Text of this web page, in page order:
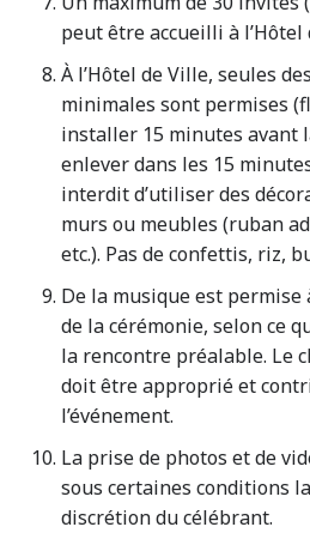
peut être accueilli à l’Hôtel
À l’Hôtel de Ville, seules
minimales sont permises
installer 15 minutes avant
enlever dans les 15
interdit d’utiliser des
murs ou meubles (ruban
etc.). Pas de confettis, riz,
De la musique est permise
de la cérémonie, selon ce
la rencontre préalable. Le
doit être approprié et
l’événement.
La prise de photos et de
sous certaines conditions
discrétion du célébrant.